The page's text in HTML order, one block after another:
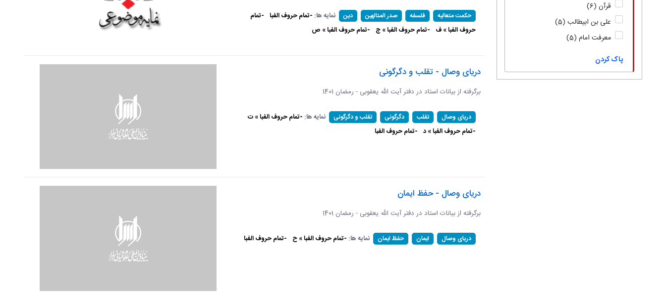
قرآن (6)
علی بن ابیطالب (5)
معرفت امام (5)
پاک کردن
حکمت متعالیه فلسفه صدر المتالهین دین نمایه ها: -تمام حروف الفبا -تمام
حروف الفبا » ف -تمام حروف الفبا » ج -تمام حروف الفبا » ص
دریای وصال - تقلب و دگرگونی
برگرفته از بیانات استاد در دفتر آیت الله یعقوبی - رمضان 1401
دریای وصال تقلب دگرگونی تقلب و دگرگونی نمایه ها: -تمام حروف الفبا » ت
-تمام حروف الفبا » د -تمام حروف الفبا
دریای وصال - حفظ ایمان
برگرفته از بیانات استاد در دفتر آیت الله یعقوبی - رمضان 1401
دریای وصال ایمان حفظ ایمان نمایه ها: -تمام حروف الفبا » ح -تمام حروف الفبا